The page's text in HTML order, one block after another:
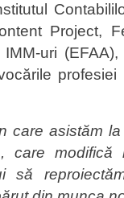
Project,
uri
care asistăm
, caremodifică
să reproiectă